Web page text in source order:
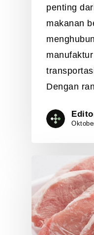
penting
makanan
Dengan